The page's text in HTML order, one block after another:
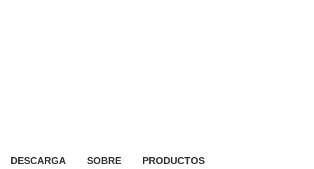
DESCARGA SOBRE
PRODUCTOS